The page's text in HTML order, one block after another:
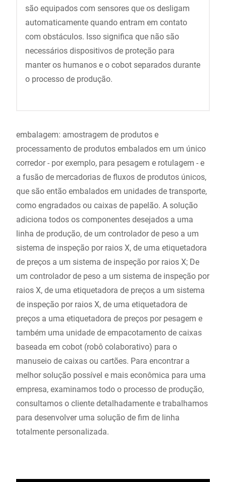
são equipados com sensores que os desligam
automaticamente quando entram em contato
com obstáculos. Isso significa que não são
necessários dispositivos de proteção para
manter os humanos e o cobot separados durante
o processo de produção.
embalagem: amostragem de produtos e
processamento de produtos embalados em um único
corredor - por exemplo, para pesagem e rotulagem - e
a fusão de mercadorias de fluxos de produtos únicos,
que são então embalados em unidades de transporte,
como engradados ou caixas de papelão. A solução
adiciona todos os componentes desejados a uma
linha de produção, de um controlador de peso a um
sistema de inspeção por raios X, de uma etiquetadora
de preços a um sistema de inspeção por raios X; De
um controlador de peso a um sistema de inspeção por
raios X, de uma etiquetadora de preços a um sistema
de inspeção por raios X, de uma etiquetadora de
preços a uma etiquetadora de preços por pesagem e
também uma unidade de empacotamento de caixas
baseada em cobot (robô colaborativo) para o
manuseio de caixas ou cartões. Para encontrar a
melhor solução possível e mais econômica para uma
empresa, examinamos todo o processo de produção,
consultamos o cliente detalhadamente e trabalhamos
para desenvolver uma solução de fim de linha
totalmente personalizada.